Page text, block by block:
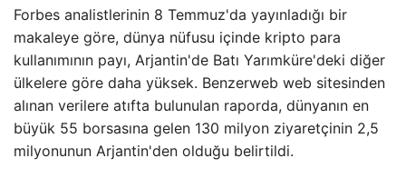
Forbes analistlerinin 8 Temmuz'da yayınladığı bir
makaleye göre, dünya nüfusu içinde kripto para
kullanımının payı, Arjantin'de Batı Yarımküre'deki diğer
ülkelere göre daha yüksek. Benzerweb web sitesinden
alınan verilere atıfta bulunulan raporda, dünyanın en
büyük 55 borsasına gelen 130 milyon ziyaretçinin 2,5
milyonunun Arjantin'den olduğu belirtildi.